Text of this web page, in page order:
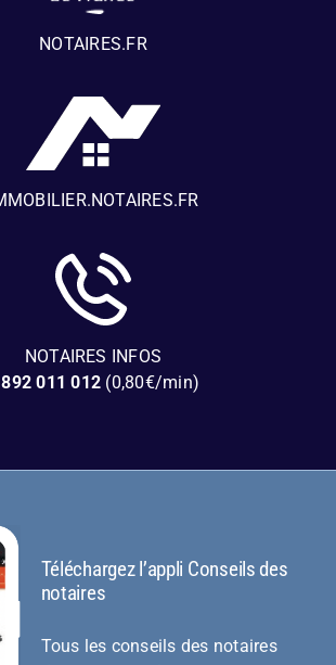
NOTAIRES.FR
NOTAIRES INFOS
011 012 (0,80€/min)
Téléchargez l’appli Conseils des
notaires
Tous les conseils des notaires